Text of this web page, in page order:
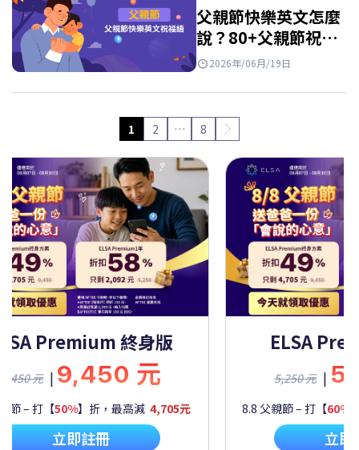
父親節快樂英文怎麼
說？80+父親節祝福
語英文、佳句與短文
2026年/06月/19日
1 2 … 8
Premium 一年
元 | 5,250 元
– 打【 60%】折，最高減 2,092元
立即註冊
ELSA
9,450 元 |
8.8 父親節 – 打【 50%
立即